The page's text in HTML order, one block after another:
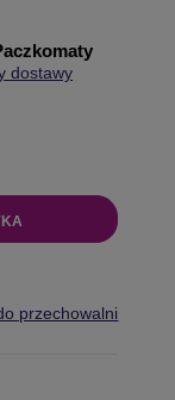
dostawy
przechowalni